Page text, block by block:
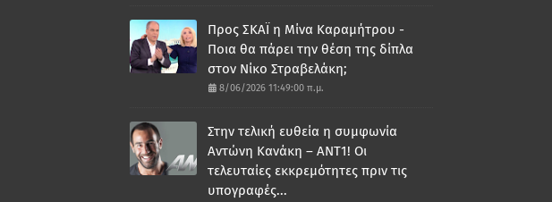
Προς ΣΚΑΪ η Μίνα Καραμήτρου -
Ποια θα πάρει την θέση της δίπλα
στον Νίκο Στραβελάκη;
8/06/2026 11:49:00 π.μ.
Στην τελική ευθεία η συμφωνία
Αντώνη Κανάκη – ΑΝΤ1! Οι
τελευταίες εκκρεμότητες πριν τις
υπογραφές...